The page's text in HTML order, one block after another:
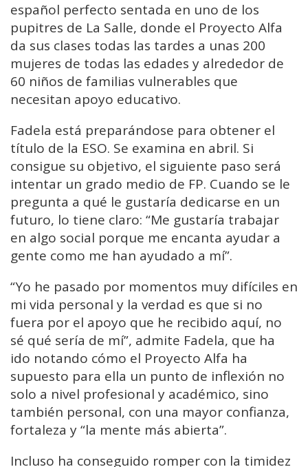
español perfecto sentada en uno de los
pupitres de La Salle, donde el Proyecto Alfa
da sus clases todas las tardes a unas 200
mujeres de todas las edades y alrededor de
60 niños de familias vulnerables que
necesitan apoyo educativo.
Fadela está preparándose para obtener el
título de la ESO. Se examina en abril. Si
consigue su objetivo, el siguiente paso será
intentar un grado medio de FP. Cuando se le
pregunta a qué le gustaría dedicarse en un
futuro, lo tiene claro: “Me gustaría trabajar
en algo social porque me encanta ayudar a
gente como me han ayudado a mí”.
“Yo he pasado por momentos muy difíciles en
mi vida personal y la verdad es que si no
fuera por el apoyo que he recibido aquí, no
sé qué sería de mí”, admite Fadela, que ha
ido notando cómo el Proyecto Alfa ha
supuesto para ella un punto de inflexión no
solo a nivel profesional y académico, sino
también personal, con una mayor confianza,
fortaleza y “la mente más abierta”.
Incluso ha conseguido romper con la timidez